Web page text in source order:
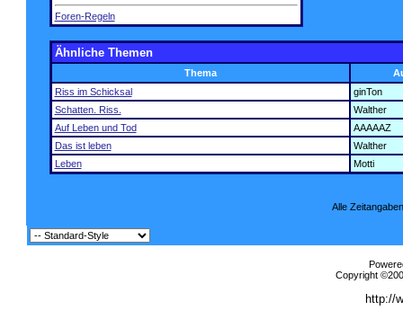
Foren-Regeln
Ähnliche Themen
Thema
Riss im Schicksal
ginTon
Schatten. Riss.
Walther
Auf Leben und Tod
AAAAAZ
Das ist leben
Walther
Leben
Motti
Alle
Copyright
http://